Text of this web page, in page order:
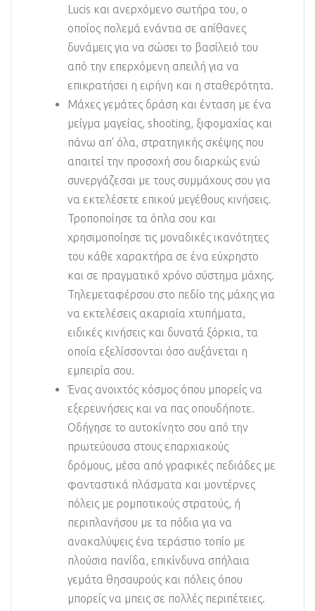
Lucis και ανερχόμενο σωτήρα του, ο
οποίος πολεμά ενάντια σε απίθανες
δυνάμεις για να σώσει το βασίλειό του
από την επερχόμενη απειλή για να
επικρατήσει η ειρήνη και η σταθερότητα.
Μάχες γεμάτες δράση και ένταση με ένα
μείγμα μαγείας, shooting, ξιφομαχίας και
πάνω απ' όλα, στρατηγικής σκέψης που
απαιτεί την προσοχή σου διαρκώς ενώ
συνεργάζεσαι με τους συμμάχους σου για
να εκτελέσετε επικού μεγέθους κινήσεις.
Τροποποίησε τα όπλα σου και
χρησιμοποίησε τις μοναδικές ικανότητες
του κάθε χαρακτήρα σε ένα εύχρηστο
και σε πραγματικό χρόνο σύστημα μάχης.
Τηλεμεταφέρσου στο πεδίο της μάχης για
να εκτελέσεις ακαριαία χτυπήματα,
ειδικές κινήσεις και δυνατά ξόρκια, τα
οποία εξελίσσονται όσο αυξάνεται η
εμπειρία σου.
Ένας ανοιχτός κόσμος όπου μπορείς να
εξερευνήσεις και να πας οπουδήποτε.
Οδήγησε το αυτοκίνητο σου από την
πρωτεύουσα στους επαρχιακούς
δρόμους, μέσα από γραφικές πεδιάδες με
φανταστικά πλάσματα και μοντέρνες
πόλεις με ρομποτικούς στρατούς, ή
περιπλανήσου με τα πόδια για να
ανακαλύψεις ένα τεράστιο τοπίο με
πλούσια πανίδα, επικίνδυνα σπήλαια
γεμάτα θησαυρούς και πόλεις όπου
μπορείς να μπεις σε πολλές περιπέτειες.